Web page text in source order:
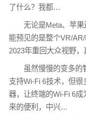
了什么？我都…
无论是Meta、苹果还
能预见的是整个VR/
2023年重回大众视野，
虽然慢慢的变多的智
支持Wi-Fi 6技术，但
器，让终端的Wi-Fi 6
来的便利，中兴…